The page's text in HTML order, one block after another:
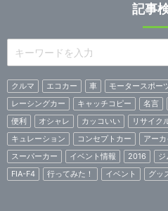
記事
クルマ エコカー 車 モータースポー
レーシングカー
キャッチコピー 名言
便利
オシャレ カッコいい リサイク
キュレーション
コンセプトカー アー
スーパーカー
イベント情報 2016 ジ
FIA-F4
行ってみた！ イベント グッ